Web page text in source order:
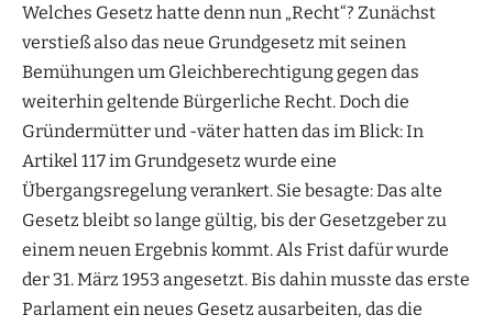
Welches Gesetz hatte denn nun „Recht“? Zunächst
verstieß also das neue Grundgesetz mit seinen
Bemühungen um Gleichberechtigung gegen das
weiterhin geltende Bürgerliche Recht. Doch die
Gründermütter und -väter hatten das im Blick: In
Artikel 117 im Grundgesetz wurde eine
Übergangsregelung verankert. Sie besagte: Das alte
Gesetz bleibt so lange gültig, bis der Gesetzgeber zu
einem neuen Ergebnis kommt. Als Frist dafür wurde
der 31. März 1953 angesetzt. Bis dahin musste das erste
Parlament ein neues Gesetz ausarbeiten, das die